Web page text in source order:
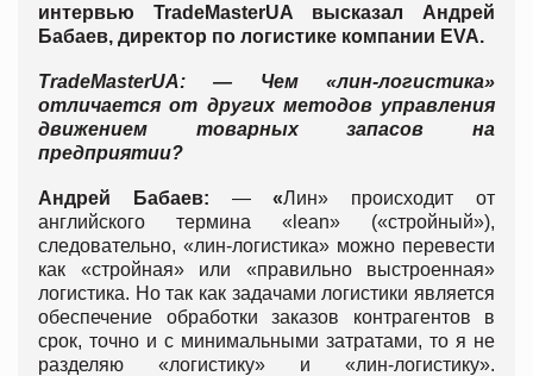
интервью TradeMasterUA высказал Андрей
Бабаев, директор по логистике компании EVA.
TradeMasterUA:— Чем «лин-логистика»
отличается от других методов управления
движением товарных запасов на
предприятии?
Андрей Бабаев: —«Лин» происходит от
английского термина «lean» («стройный»),
следовательно, «лин-логистика» можно перевести
как «стройная» или «правильно выстроенная»
логистика. Но так как задачами логистики является
обеспечение обработки заказов контрагентов в
срок, точно и с минимальными затратами, то я не
разделяю «логистику» и «лин-логистику».